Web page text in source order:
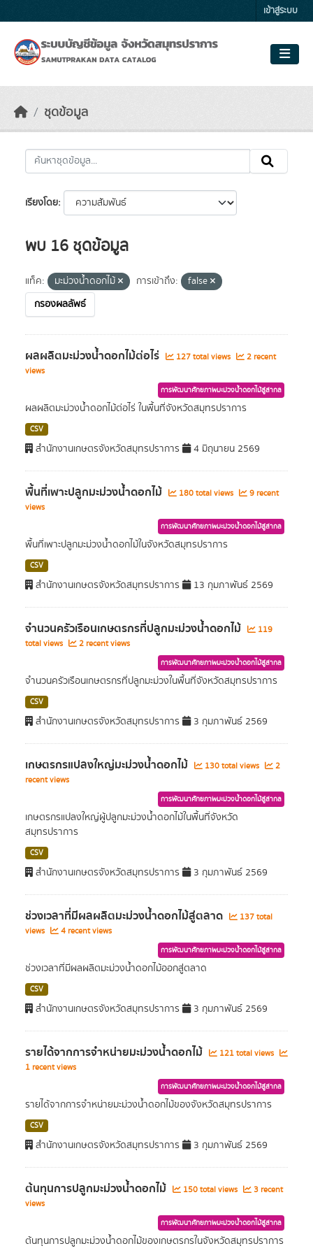
เข้าสู่ระบบ
ชุดข้อมูล
เรียงโดย
พบ 16 ชุดข้อมูล
แท็ค: มะม่วงน้ำดอกไม้ การเข้าถึง:
false
กรองผลลัพธ์
ผลผลิตมะม่วงน้ำดอกไม้ต่อไร่ 127 total views
2 recent
views
การพัฒนาศักยภาพมะม่วงน้ำดอกไม้สู่สากล
ผลผลิตมะม่วงน้ำดอกไม้ต่อไร่ ในพื้นที่จังหวัดสมุทรปราการ
CSV
สำนักงานเกษตรจังหวัดสมุทรปราการ 4 มิถุนายน 2569
พื้นที่เพาะปลูกมะม่วงน้ำดอกไม้ 180 total views
9 recent
views
การพัฒนาศักยภาพมะม่วงน้ำดอกไม้สู่สากล
พื้นที่เพาะปลูกมะม่วงน้ำดอกไม้ในจังหวัดสมุทรปราการ
CSV
สำนักงานเกษตรจังหวัดสมุทรปราการ 13 กุมภาพันธ์ 2569
จำนวนครัวเรือนเกษตรกรที่ปลูกมะม่วงน้ำดอกไม้
119
total views
2 recent views
การพัฒนาศักยภาพมะม่วงน้ำดอกไม้สู่สากล
จำนวนครัวเรือนเกษตรกรที่ปลูกมะม่วงในพื้นที่จังหวัดสมุทรปราการ
CSV
สำนักงานเกษตรจังหวัดสมุทรปราการ 3 กุมภาพันธ์ 2569
เกษตรกรแปลงใหญ่มะม่วงน้ำดอกไม้ 130 total views
2
recent views
การพัฒนาศักยภาพมะม่วงน้ำดอกไม้สู่สากล
เกษตรกรแปลงใหญ่ผู้ปลูกมะม่วงน้ำดอกไม้ในพื้นที่จังหวัด
สมุทรปราการ
CSV
สำนักงานเกษตรจังหวัดสมุทรปราการ 3 กุมภาพันธ์ 2569
ช่วงเวลาที่มีผลผลิตมะม่วงน้ำดอกไม้สู่ตลาด
137 total
views
4 recent views
การพัฒนาศักยภาพมะม่วงน้ำดอกไม้สู่สากล
ช่วงเวลาที่มีผลผลิตมะม่วงน้ำดอกไม้ออกสู่ตลาด
CSV
สำนักงานเกษตรจังหวัดสมุทรปราการ 3 กุมภาพันธ์ 2569
รายได้จากการจำหน่ายมะม่วงน้ำดอกไม้
121 total views
1 recent views
การพัฒนาศักยภาพมะม่วงน้ำดอกไม้สู่สากล
รายได้จากการจำหน่ายมะม่วงน้ำดอกไม้ของจังหวัดสมุทรปราการ
CSV
สำนักงานเกษตรจังหวัดสมุทรปราการ 3 กุมภาพันธ์ 2569
ต้นทุนการปลูกมะม่วงน้ำดอกไม้ 150 total views
3 recent
views
การพัฒนาศักยภาพมะม่วงน้ำดอกไม้สู่สากล
ต้นทุนการปลูกมะม่วงน้ำดอกไม้ของเกษตรกรในจังหวัดสมุทรปราการ